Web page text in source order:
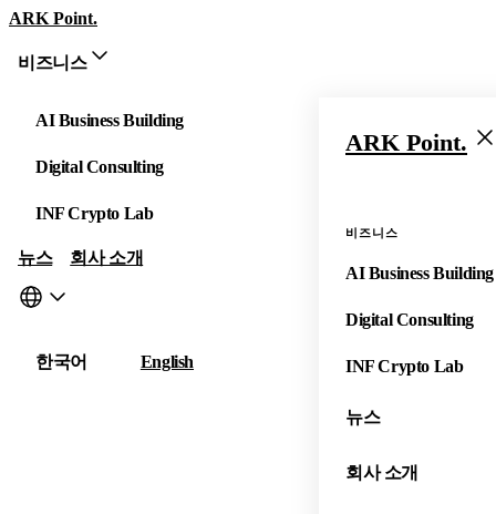
ARK Point.
비즈니스
AI Business Building
Digital Consulting
INF Crypto Lab
뉴스 회사 소개
한국어 English
ARK Point.
비즈니스
AI Business Building
Digital Consulting
INF Crypto Lab
뉴스
회사 소개